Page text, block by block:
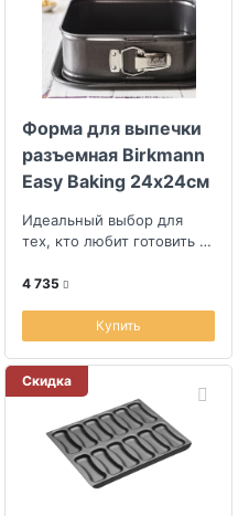
Форма для выпечки
разъемная Birkmann
Easy Baking 24х24см
Идеальный выбор для
тех, кто любит готовить с
4 735
Купить
Скидка